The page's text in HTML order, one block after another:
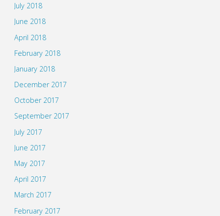
July 2018
June 2018
April 2018
February 2018
January 2018
December 2017
October 2017
September 2017
July 2017
June 2017
May 2017
April 2017
March 2017
February 2017